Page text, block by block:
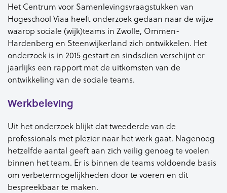
Het Centrum voor Samenlevingsvraagstukken van
Hogeschool Viaa heeft onderzoek gedaan naar de wijze
waarop sociale (wijk)teams in Zwolle, Ommen-
Hardenberg en Steenwijkerland zich ontwikkelen. Het
onderzoek is in 2015 gestart en sindsdien verschijnt er
jaarlijks een rapport met de uitkomsten van de
ontwikkeling van de sociale teams.
Werkbeleving
Uit het onderzoek blijkt dat tweederde van de
professionals met plezier naar het werk gaat. Nagenoeg
hetzelfde aantal geeft aan zich veilig genoeg te voelen
binnen het team. Er is binnen de teams voldoende basis
om verbetermogelijkheden door te voeren en dit
bespreekbaar te maken.